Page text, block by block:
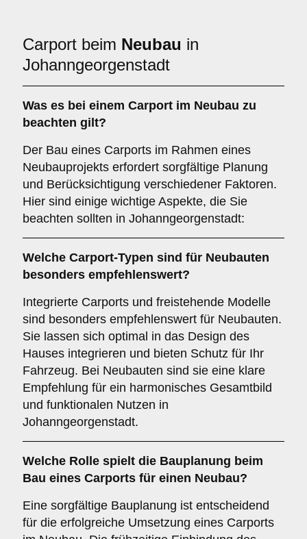
Carport beim Neubau in
Johanngeorgenstadt
Was es bei einem Carport im Neubau zu
beachten gilt?
Der Bau eines Carports im Rahmen eines
Neubauprojekts erfordert sorgfältige Planung
und Berücksichtigung verschiedener Faktoren.
Hier sind einige wichtige Aspekte, die Sie
beachten sollten in Johanngeorgenstadt:
Welche Carport-Typen sind für Neubauten
besonders empfehlenswert?
Integrierte Carports und freistehende Modelle
sind besonders empfehlenswert für Neubauten.
Sie lassen sich optimal in das Design des
Hauses integrieren und bieten Schutz für Ihr
Fahrzeug. Bei Neubauten sind sie eine klare
Empfehlung für ein harmonisches Gesamtbild
und funktionalen Nutzen in
Johanngeorgenstadt.
Welche Rolle spielt die Bauplanung beim
Bau eines Carports für einen Neubau?
Eine sorgfältige Bauplanung ist entscheidend
für die erfolgreiche Umsetzung eines Carports